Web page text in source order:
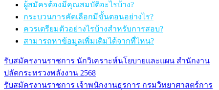
ผู้สมัครต้องมีคุณสมบัติอะไรบ้าง?
กระบวนการคัดเลือกมีขั้นตอนอย่างไร?
ควรเตรียมตัวอย่างไรบ้างสำหรับการสอบ?
สามารถหาข้อมูลเพิ่มเติมได้จากที่ไหน?
แนะแนว
เรื่อง
รับสมัครงานราชการ นักวิเคราะห์นโยบายและแผน สำนักงาน
ปลัดกระทรวงพลังงาน 2568
รับสมัครงานราชการ เจ้าพนักงานธุรการ กรมวิทยาศาสตร์การ